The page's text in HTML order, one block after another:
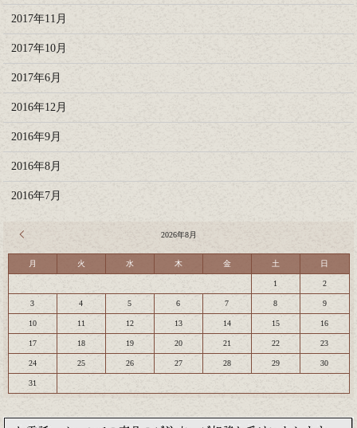
2017年11月
2017年10月
2017年6月
2016年12月
2016年9月
2016年8月
2016年7月
2026年8月
月 火 水 木 金 土 日
1 2
3 4 5 6 7 8 9
10 11 12 13 14 15 16
17 18 19 20 21 22 23
24 25 26 27 28 29 30
31